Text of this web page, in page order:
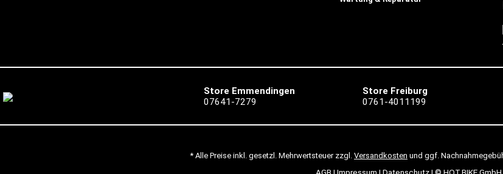
Store Emmendingen
07641-7279
Store Freiburg
0761-4011199
* Alle Preise inkl. gesetzl. Mehrwertsteuer zzgl. Versandkosten und ggf.